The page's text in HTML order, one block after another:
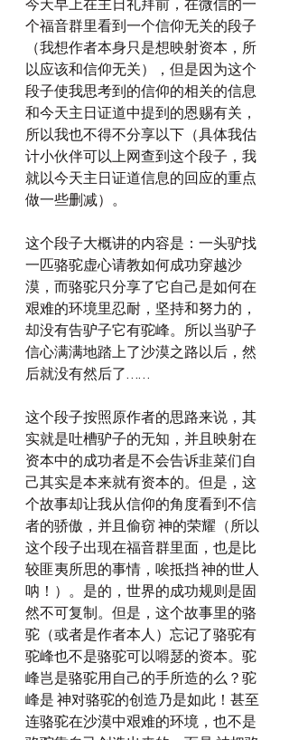
今天早上在主日礼拜前，在微信的一
个福音群里看到一个信仰无关的段子
（我想作者本身只是想映射资本，所
以应该和信仰无关），但是因为这个
段子使我思考到的信仰的相关的信息
和今天主日证道中提到的恩赐有关，
所以我也不得不分享以下（具体我估
计小伙伴可以上网查到这个段子，我
就以今天主日证道信息的回应的重点
做一些删减）。
这个段子大概讲的内容是：一头驴找
一匹骆驼虚心请教如何成功穿越沙
漠，而骆驼只分享了它自己是如何在
艰难的环境里忍耐，坚持和努力的，
却没有告驴子它有驼峰。所以当驴子
信心满满地踏上了沙漠之路以后，然
后就没有然后了……
这个段子按照原作者的思路来说，其
实就是吐槽驴子的无知，并且映射在
资本中的成功者是不会告诉韭菜们自
己其实是本来就有资本的。但是，这
个故事却让我从信仰的角度看到不信
者的骄傲，并且偷窃 神的荣耀（所以
这个段子出现在福音群里面，也是比
较匪夷所思的事情，唉抵挡 神的世人
呐！）。是的，世界的成功规则是固
然不可复制。但是，这个故事里的骆
驼（或者是作者本人）忘记了骆驼有
驼峰也不是骆驼可以嘚瑟的资本。驼
峰岂是骆驼用自己的手所造的么？驼
峰是 神对骆驼的创造乃是如此！甚至
连骆驼在沙漠中艰难的环境，也不是